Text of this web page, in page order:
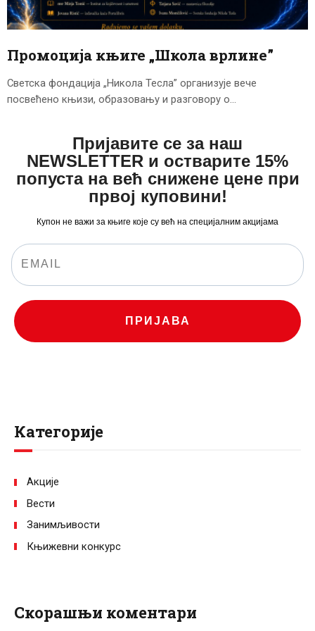
ЦЕНОВНИК
ПИСМО
Промоција књиге „Школа врлине”
Светска фондација „Никола Тесла” организује вече
посвећено књизи, образовању и разговору о…
Пријавите се за наш
NEWSLETTER и остварите 15%
попуста на већ снижене цене при
првој куповини!
Купон не важи за књиге које су већ на специјалним акцијама
ПРИЈАВА
Категорије
Акције
Вести
Занимљивости
Књижевни конкурс
Скорашњи коментари